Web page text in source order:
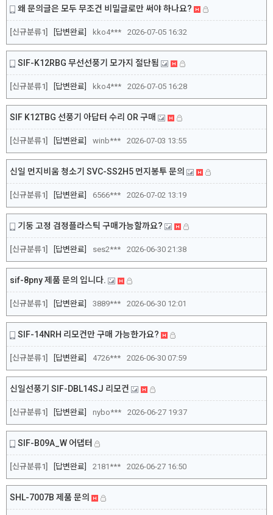
답변완료
[신규분류1]
왜 문의글은 모두 무조건 비밀글로만 써야 하나요?
kko4*** 2026-07-05 16:32
답변완료
[신규분류1]
SIF-K12RBG 무선선풍기 모가지 절단됨
kko4*** 2026-07-05 16:28
답변완료
[신규분류1]
SIF K12TBG 선풍기 아답터 수리 OR 구매
winb*** 2026-07-03 13:55
답변완료
[신규분류1]
신일 먼지비움 청소기 SVC-SS2H5 먼지봉투 문의
6566*** 2026-07-02 13:19
답변완료
[신규분류1]
기둥 고정 검정플라스틱 구매가능할까요?
ses2*** 2026-06-30 21:38
답변완료
[신규분류1]
sif-8pny 제품 문의 입니다.
3889*** 2026-06-30 12:01
답변완료
[신규분류1]
SIF-14NRH 리모컨만 구매 가능한가요?
4726*** 2026-06-30 07:59
답변완료
[신규분류1]
신일선풍기 SIF-DBL14SJ 리모컨
nybo*** 2026-06-27 19:37
답변완료
[신규분류1]
SIF-B09A_W 어댑터
2181*** 2026-06-27 16:50
SHL-7007B 제품 문의